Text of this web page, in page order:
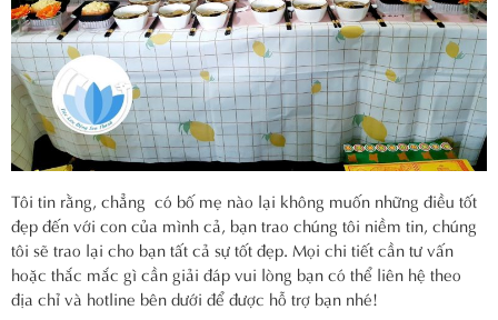
Tôi tin rằng, chẳng có bố mẹ nào lại không muốn những điều tốt
đẹp đến với con của mình cả, bạn trao chúng tôi niềm tin, chúng
tôi sẽ trao lại cho bạn tất cả sự tốt đẹp. Mọi chi tiết cần tư vấn
hoặc thắc mắc gì cần giải đáp vui lòng bạn có thể liên hệ theo
địa chỉ và hotline bên dưới để được hỗ trợ bạn nhé!